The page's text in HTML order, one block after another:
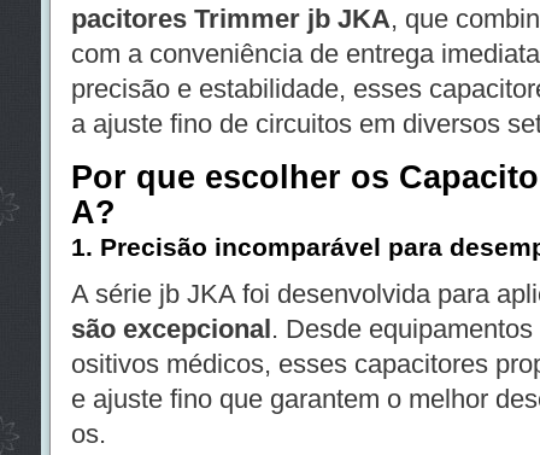
pacitores Trimmer jb JKA, que
com a conveniência de entrega
precisão e estabilidade, esses
a ajuste fino de circuitos em diversos
Por que escolher os
A?
1. Precisão incomparável para
A série jb JKA foi desenvolvida para
são excepcional. Desde
ositivos médicos, esses capacitores
e ajuste fino que garantem o melhor
os.